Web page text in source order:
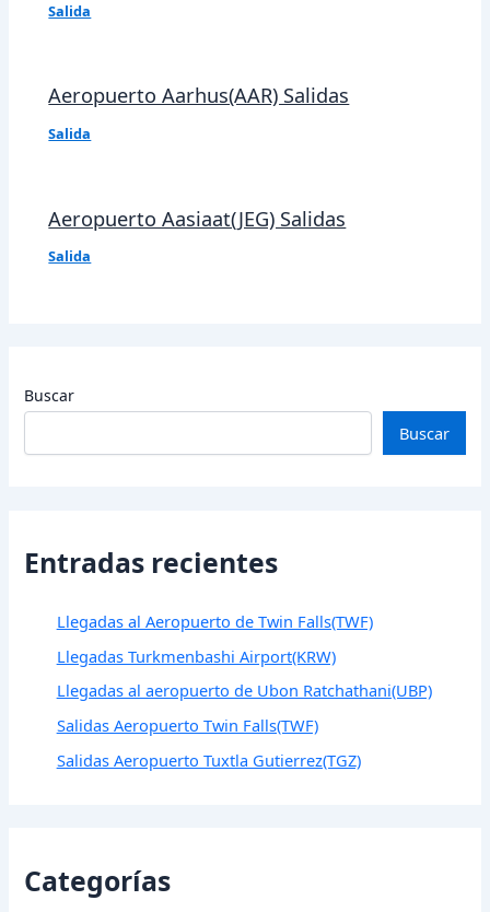
Salida
Aeropuerto Aarhus(AAR) Salidas
Salida
Aeropuerto Aasiaat(JEG) Salidas
Salida
Buscar
Buscar
Entradas recientes
Llegadas al Aeropuerto de Twin Falls(TWF)
Llegadas Turkmenbashi Airport(KRW)
Llegadas al aeropuerto de Ubon Ratchathani(UBP)
Salidas Aeropuerto Twin Falls(TWF)
Salidas Aeropuerto Tuxtla Gutierrez(TGZ)
Categorías